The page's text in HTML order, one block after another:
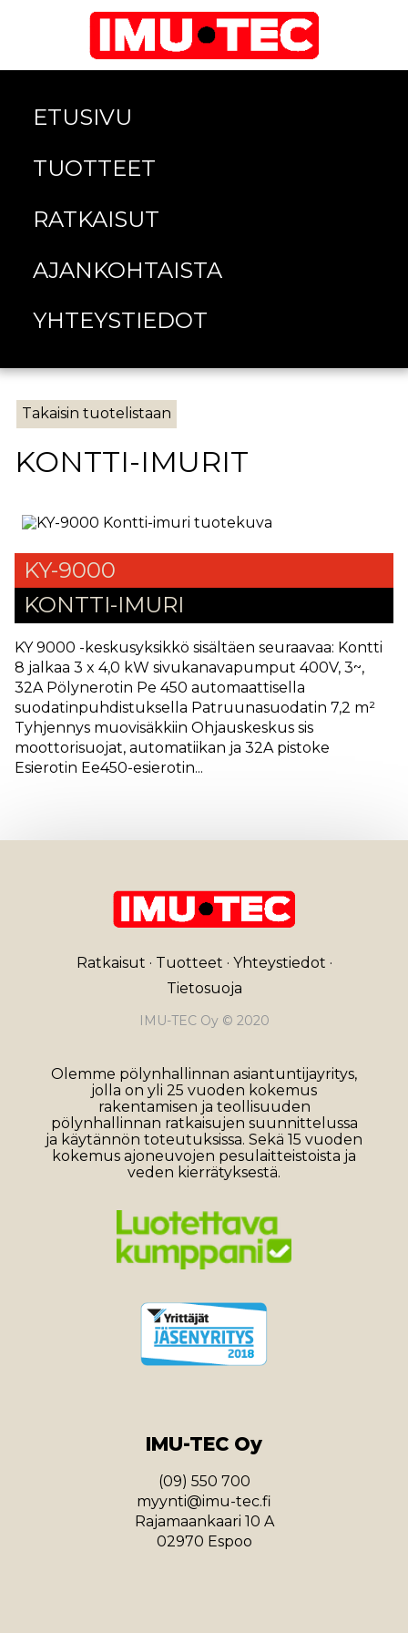
ETUSIVU
TUOTTEET
RATKAISUT
AJANKOHTAISTA
YHTEYSTIEDOT
Takaisin tuotelistaan
KONTTI-IMURIT
KY-9000
KONTTI-IMURI
KY 9000 -keskusyksikkö sisältäen seuraavaa: Kontti
8 jalkaa 3 x 4,0 kW sivukanavapumput 400V, 3~,
32A Pölynerotin Pe 450 automaattisella
suodatinpuhdistuksella Patruunasuodatin 7,2 m²
Tyhjennys muovisäkkiin Ohjauskeskus sis
moottorisuojat, automatiikan ja 32A pistoke
Esierotin Ee450-esierotin...
Ratkaisut · Tuotteet · Yhteystiedot ·
Tietosuoja
IMU-TEC Oy © 2020
Olemme pölynhallinnan asiantuntijayritys,
jolla on yli 25 vuoden kokemus
rakentamisen ja teollisuuden
pölynhallinnan ratkaisujen suunnittelussa
ja käytännön toteutuksissa. Sekä 15 vuoden
kokemus ajoneuvojen pesulaitteistoista ja
veden kierrätyksestä.
IMU-TEC Oy
(09) 550 700
myynti@imu-tec.fi
Rajamaankaari 10 A
02970 Espoo